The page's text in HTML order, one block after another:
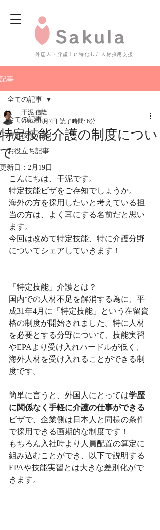
外国人・介護士に特化した人材採用支援
記事
全ての記事
特定技能介護
お役立ち記事
全ての記事
特定技能介護の制度につい
て
干泥 信隆
2022年8月7日 読了時間: 6分
更新日： 2月19日
こんにちは、干泥です。
特定技能ビザをご存知でしょうか。
海外の方を採用したいと考えている担
当の方は、よく耳にする名前だと思い
ます。
今回は改めて特定技能、特に介護分野
についてシェアしていきます！
「特定技能」介護とは？
国内での人材不足を解消する為に、平
成31年4月に「特定技能」という在留資
格の制度が開始されました。特に人材
を必要とする分野について、技能実習
やEPAより受け入れハードルが低く、
海外人材を受け入れることができる制
度です。
簡単に言うと、外国人にとっては学歴
に関係なく手軽に介護の仕事ができる
ビザで、企業側は日本人と同様の条件
で採用できる画期的な制度です！
もちろん入社時より人員配置の算定に
組み込むことができ、以下で説明する
EPAや技能実習とは大きな差別化がで
きます。